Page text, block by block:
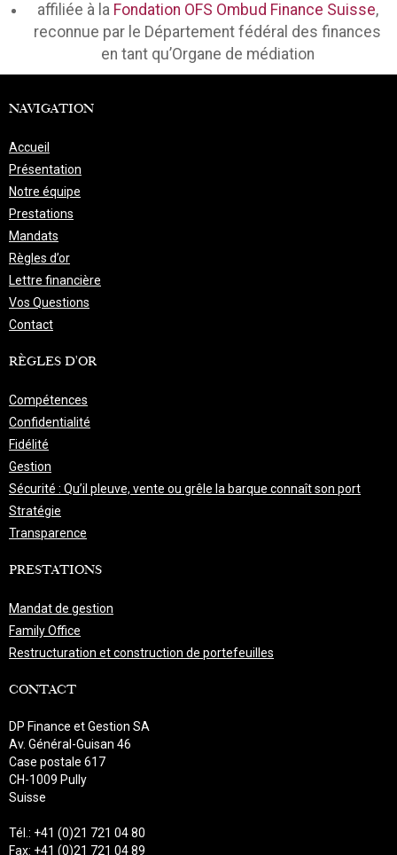
affiliée à la Fondation OFS Ombud Finance Suisse,
reconnue par le Département fédéral des finances
en tant qu’Organe de médiation
NAVIGATION
Accueil
Présentation
Notre équipe
Prestations
Mandats
Règles d’or
Lettre financière
Vos Questions
Contact
RÈGLES D'OR
Compétences
Confidentialité
Fidélité
Gestion
Sécurité : Qu’il pleuve, vente ou grêle la barque connaît son port
Stratégie
Transparence
PRESTATIONS
Mandat de gestion
Family Office
Restructuration et construction de portefeuilles
CONTACT
DP Finance et Gestion SA
Av. Général-Guisan 46
Case postale 617
CH-1009 Pully
Suisse
Tél.: +41 (0)21 721 04 80
Fax: +41 (0)21 721 04 89